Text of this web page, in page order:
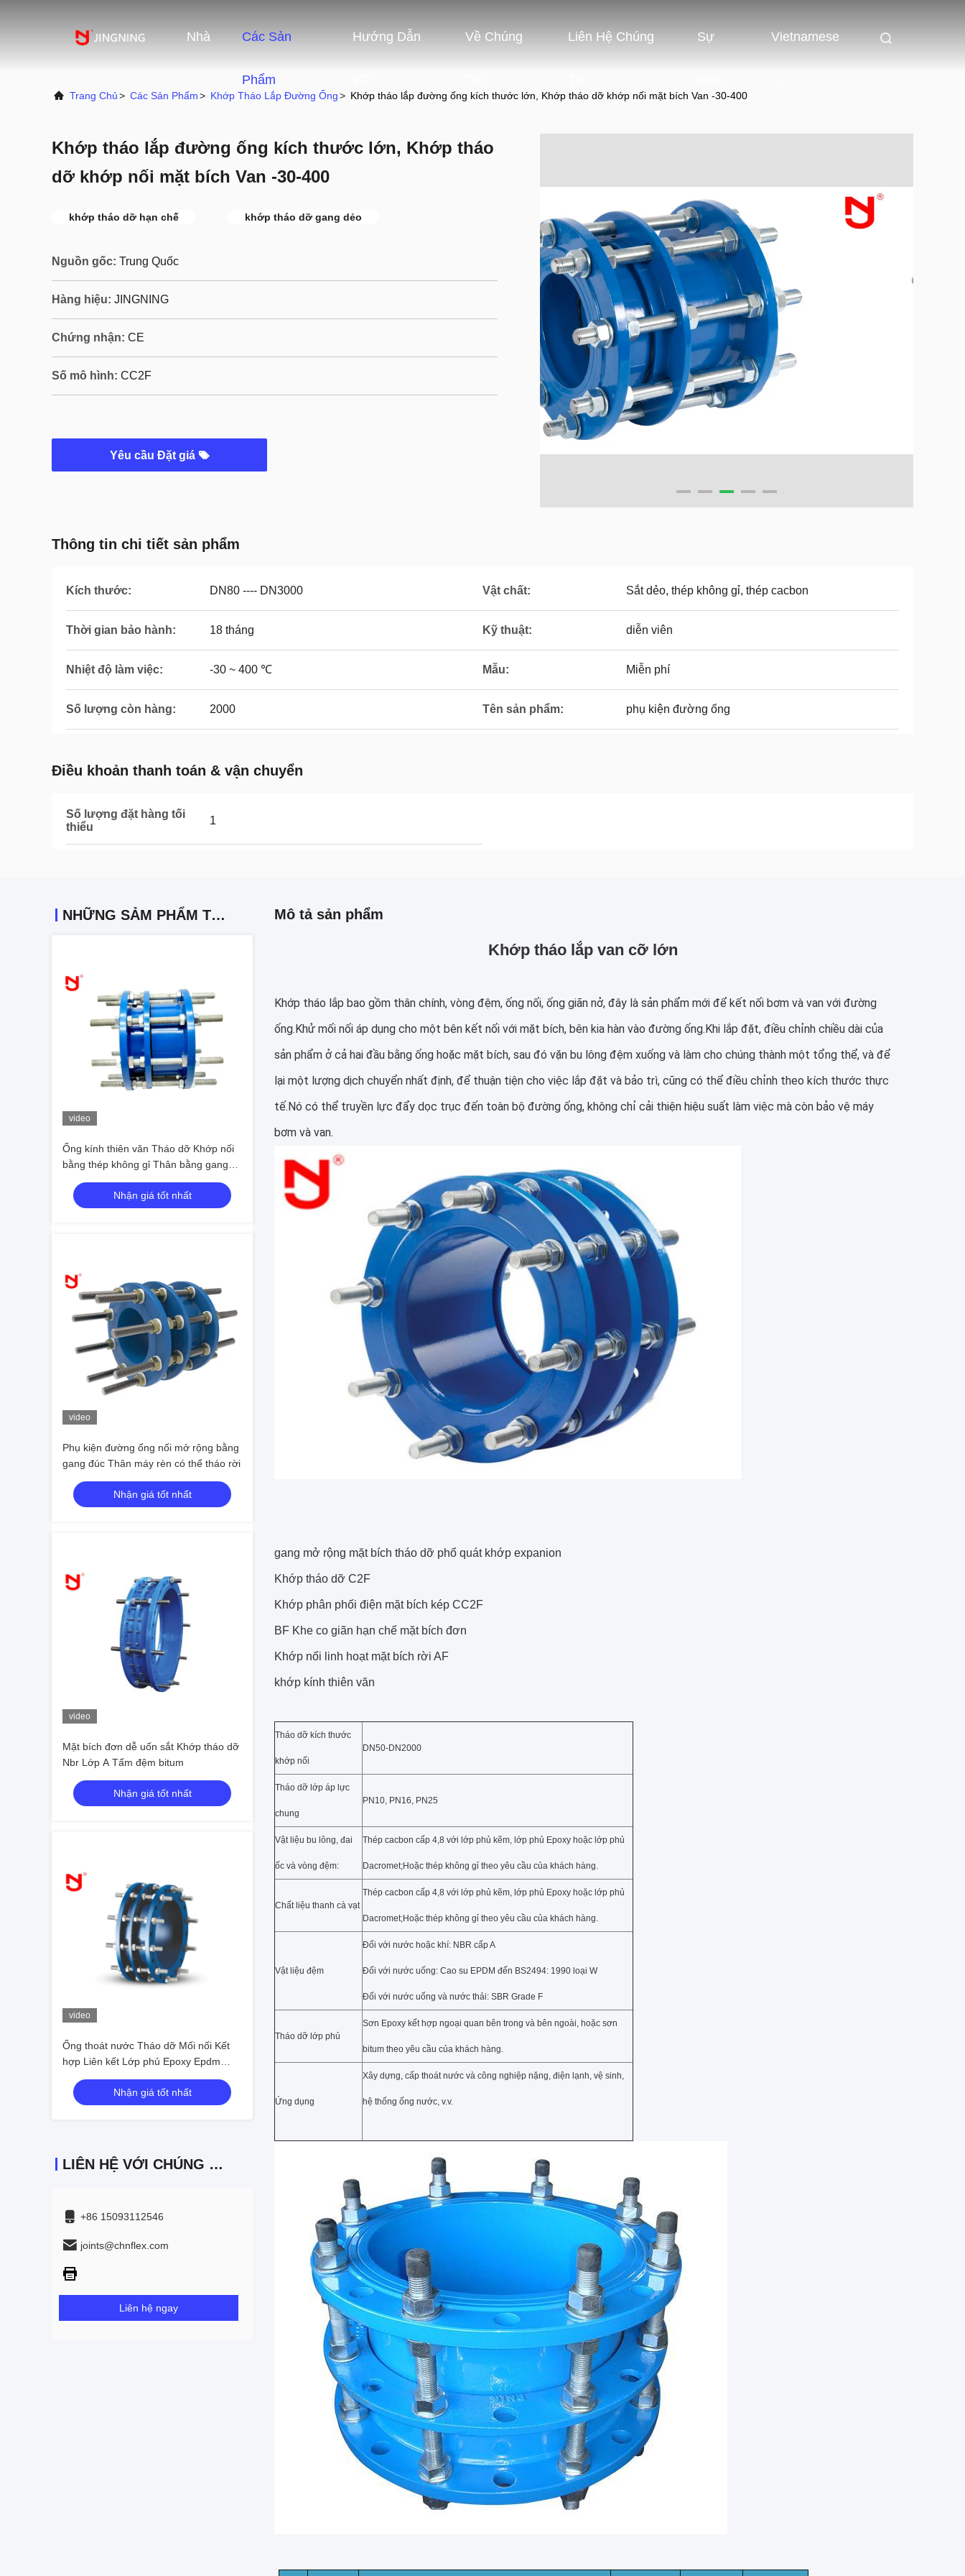
Nhà Các Sản
Phẩm
Hướng Dẫn Về Chúng Liên Hệ Chúng Sự Vietnamese
Trang Chủ> Các Sản Phẩm> Khớp Tháo Lắp Đường Ống> Khớp tháo lắp đường ống kích thước lớn, Khớp tháo dỡ khớp nối mặt bích Van -30-400
Khớp tháo lắp đường ống kích thước lớn, Khớp tháo
dỡ khớp nối mặt bích Van -30-400
khớp tháo dỡ hạn chế khớp tháo dỡ gang dẻo
Nguồn gốc: Trung Quốc
Hàng hiệu: JINGNING
Chứng nhận: CE
Số mô hình: CC2F
Yêu cầu Đặt giá
Thông tin chi tiết sản phẩm
Kích thước: DN80 ---- DN3000 Vật chất: Sắt dẻo, thép không gỉ, thép cacbon
Thời gian bảo hành: 18 tháng Kỹ thuật: diễn viên
Nhiệt độ làm việc: -30 ~ 400 ℃ Mẫu: Miễn phí
Số lượng còn hàng: 2000 Tên sản phẩm: phụ kiện đường ống
Điều khoản thanh toán & vận chuyển
Số lượng đặt hàng tối
thiểu
1
NHỮNG SẢM PHẨM TƯƠNG TỰ
video
Ống kính thiên văn Tháo dỡ Khớp nối
bằng thép không gỉ Thân bằng gang
mở rộng Lớp phủ Dacromet
Nhận giá tốt nhất
video
Phụ kiện đường ống nối mở rộng bằng
gang đúc Thân máy rèn có thể tháo rời
Nhận giá tốt nhất
video
Mặt bích đơn dễ uốn sắt Khớp tháo dỡ
Nbr Lớp A Tấm đệm bitum
Nhận giá tốt nhất
video
Ống thoát nước Tháo dỡ Mối nối Kết
hợp Liên kết Lớp phủ Epoxy Epdm
Niêm phong
Nhận giá tốt nhất
LIÊN HỆ VỚI CHÚNG TÔI
+86 15093112546
joints@chnflex.com
Liên hệ ngay
Mô tả sản phẩm
Khớp tháo lắp van cỡ lớn
Khớp tháo lắp bao gồm thân chính, vòng đệm, ống nối, ống giãn nở, đây là sản phẩm mới để kết nối bơm và van với đường
ống.Khử mối nối áp dụng cho một bên kết nối với mặt bích, bên kia hàn vào đường ống.Khi lắp đặt, điều chỉnh chiều dài của
sản phẩm ở cả hai đầu bằng ống hoặc mặt bích, sau đó vặn bu lông đệm xuống và làm cho chúng thành một tổng thể, và để
lại một lượng dịch chuyển nhất định, để thuận tiện cho việc lắp đặt và bảo trì, cũng có thể điều chỉnh theo kích thước thực
tế.Nó có thể truyền lực đẩy dọc trục đến toàn bộ đường ống, không chỉ cải thiện hiệu suất làm việc mà còn bảo vệ máy
bơm và van.
gang mở rộng mặt bích tháo dỡ phổ quát khớp expanion
Khớp tháo dỡ C2F
Khớp phân phối điện mặt bích kép CC2F
BF Khe co giãn hạn chế mặt bích đơn
Khớp nối linh hoạt mặt bích rời AF
khớp kính thiên văn
Tháo dỡ kích thước
khớp nối
DN50-DN2000
Tháo dỡ lớp áp lực
chung
PN10, PN16, PN25
Vật liệu bu lông, đai
ốc và vòng đệm:
Thép cacbon cấp 4,8 với lớp phủ kẽm, lớp phủ Epoxy hoặc lớp phủ
Dacromet;Hoặc thép không gỉ theo yêu cầu của khách hàng.
Chất liệu thanh cà vạt
Thép cacbon cấp 4,8 với lớp phủ kẽm, lớp phủ Epoxy hoặc lớp phủ
Dacromet;Hoặc thép không gỉ theo yêu cầu của khách hàng.
Vật liệu đệm
Đối với nước hoặc khí: NBR cấp A
Đối với nước uống: Cao su EPDM đến BS2494: 1990 loại W
Đối với nước uống và nước thải: SBR Grade F
Tháo dỡ lớp phủ
Sơn Epoxy kết hợp ngoại quan bên trong và bên ngoài, hoặc sơn
bitum theo yêu cầu của khách hàng.
Ứng dụng
Xây dựng, cấp thoát nước và công nghiệp nặng, điện lạnh, vệ sinh,
hệ thống ống nước, v.v.